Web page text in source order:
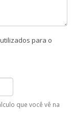
para o
que você vê na